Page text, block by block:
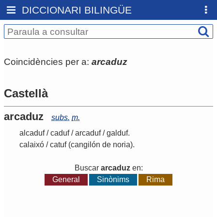
DICCIONARI BILINGÜE
Coincidències per a: arcaduz
Castellà
arcaduz subs. m.
alcaduf/caduf/arcaduf/galduf.
calaixó /catuf(cangilón de noria).
Buscar arcaduzen:
General
Sinònims Rima